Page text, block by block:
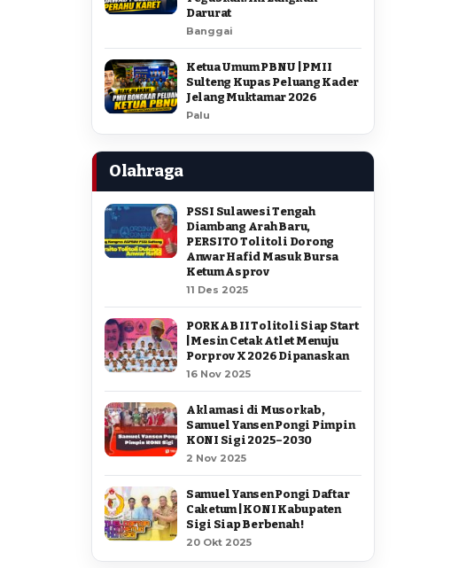
Darurat
Banggai
Ketua Umum PBNU | PMII
Sulteng Kupas Peluang Kader
Jelang Muktamar 2026
Palu
Olahraga
PSSI Sulawesi Tengah
Diambang Arah Baru,
PERSITO Tolitoli Dorong
Anwar Hafid Masuk Bursa
Ketum Asprov
11 Des 2025
PORKAB II Tolitoli Siap Start
| Mesin Cetak Atlet Menuju
Porprov X 2026 Dipanaskan
16 Nov 2025
Aklamasi di Musorkab,
Samuel Yansen Pongi Pimpin
KONI Sigi 2025–2030
2 Nov 2025
Samuel Yansen Pongi Daftar
Caketum | KONI Kabupaten
Sigi Siap Berbenah !
20 Okt 2025